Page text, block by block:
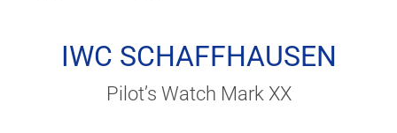
IWC SCHAFFHAUSEN
Pilot’s Watch Mark XX